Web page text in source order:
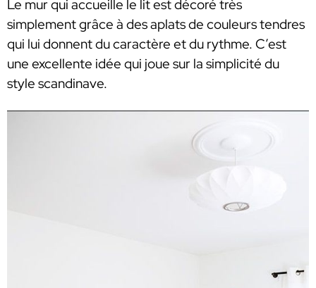
Le mur qui accueille le lit est décoré très
simplement grâce à des aplats de couleurs tendres
qui lui donnent du caractère et du rythme. C’est
une excellente idée qui joue sur la simplicité du
style scandinave.